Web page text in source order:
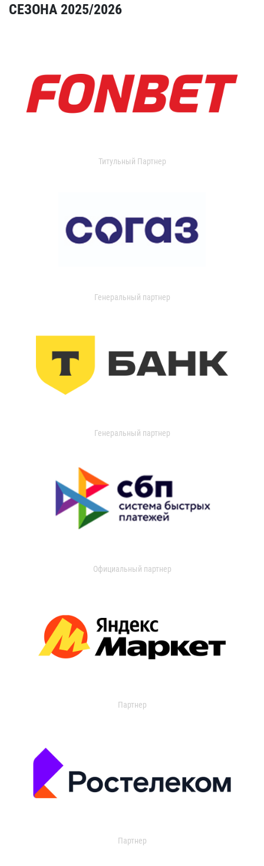
СЕЗОНА 2025/2026
Титульный Партнер
Генеральный партнер
Генеральный партнер
Официальный партнер
Партнер
Партнер